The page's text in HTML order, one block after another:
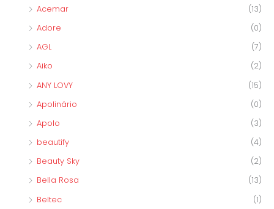
Acemar
(13)
Adore
(0)
AGL
(7)
Aiko
(2)
ANY LOVY
(15)
Apolinário
(0)
Apolo
(3)
beautify
(4)
Beauty Sky
(2)
Bella Rosa
(13)
Beltec
(1)